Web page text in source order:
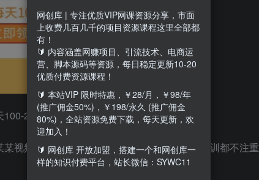
100-200收入
视频号带货培训，都是刚需，版权薄弱，做培训都不注重
网创库 | 专注优质VIP网课资源分享，市面
上收费几百几千的项目资源课程这里全部都
有！
🔰 内容涵盖网赚项目、引流技术、电商运
营、脚本源码等资源，每日稳定更新10-20
优质付费资源课程！
🔰 本站VIP 限时特惠，￥28/月，￥98/年
(推广佣金50%)，￥198/永久 (推广佣金
80%)，全站资源免费下载，每天更新，欢
迎加入！
🔰 网创库 开放加盟，搭建一个和网创库一
样的知识付费平台，站长微信：SYWC11